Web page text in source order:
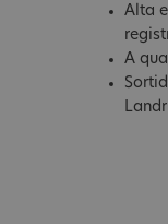
Alta
A